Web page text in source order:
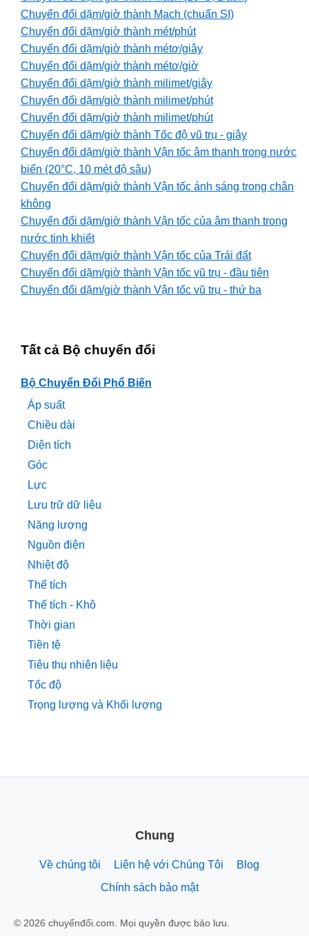
Chuyển đổi dặm/giờ thành Mach (chuẩn SI)
Chuyển đổi dặm/giờ thành mét/phút
Chuyển đổi dặm/giờ thành métơ/giây
Chuyển đổi dặm/giờ thành métơ/giờ
Chuyển đổi dặm/giờ thành milimet/giây
Chuyển đổi dặm/giờ thành milimet/phút
Chuyển đổi dặm/giờ thành milimet/phút
Chuyển đổi dặm/giờ thành Tốc độ vũ trụ - giây
Chuyển đổi dặm/giờ thành Vận tốc âm thanh trong nước
biển (20°C, 10 mét độ sâu)
Chuyển đổi dặm/giờ thành Vận tốc ánh sáng trong chân
không
Chuyển đổi dặm/giờ thành Vận tốc của âm thanh trong
nước tinh khiết
Chuyển đổi dặm/giờ thành Vận tốc của Trái đất
Chuyển đổi dặm/giờ thành Vận tốc vũ trụ - đầu tiên
Chuyển đổi dặm/giờ thành Vận tốc vũ trụ - thứ ba
Tất cả Bộ chuyển đổi
Bộ Chuyển Đổi Phổ Biến
Áp suất
Chiều dài
Diện tích
Góc
Lực
Lưu trữ dữ liệu
Năng lượng
Nguồn điện
Nhiệt độ
Thể tích
Thể tích - Khô
Thời gian
Tiền tệ
Tiêu thụ nhiên liệu
Tốc độ
Trọng lượng và Khối lượng
Chung
Về chúng tôi Liên hệ với Chúng Tôi
Blog
Chính sách bảo mật
© 2026 chuyểnđổi.com. Mọi quyền được bảo lưu.